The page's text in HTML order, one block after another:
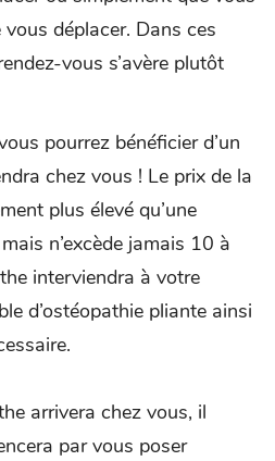
vous déplacer. Dans ces
vous s’avère plutôt
pourrez bénéficier d’un
chez vous ! Le prix de la
plus élevé qu’une
n’excède jamais 10 à
interviendra à votre
d’ostéopathie pliante ainsi
arrivera chez vous, il
par vous poser